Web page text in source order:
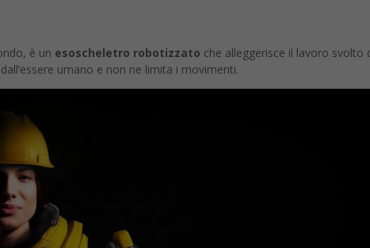
è un esoscheletro robotizzato che alleggerisce il lavoro svolto
umano e non ne limita i movimenti.